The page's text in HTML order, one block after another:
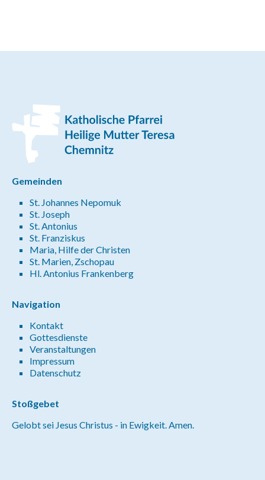
Gemeinden
St. Johannes Nepomuk
St. Joseph
St. Antonius
St. Franziskus
Maria, Hilfe der Christen
St. Marien, Zschopau
Hl. Antonius Frankenberg
Navigation
Kontakt
Gottesdienste
Veranstaltungen
Impressum
Datenschutz
Stoßgebet
Gelobt sei Jesus Christus - in Ewigkeit. Amen.